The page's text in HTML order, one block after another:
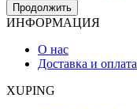
Продолжить
ИНФОРМАЦИЯ
О нас
Доставка и оплата
XUPING